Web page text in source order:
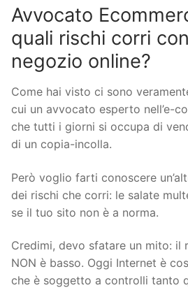
Avvocato
quali rischi corri
negozio online?
Come hai visto ci sono
cui un avvocato esperto nell’e-
che tutti i giorni si occupa di
di un copia-incolla.
Però voglio farti conoscere
dei rischi che corri: le salate
se il tuo sito non è a norma.
Credimi, devo sfatare un mito: il
NON è basso. Oggi Internet è
che è soggetto a controlli tanto